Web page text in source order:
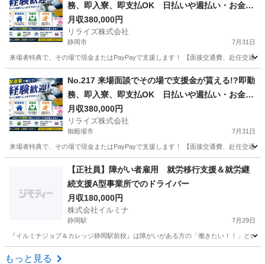
務、即入寮、即支払OK 日払いや週払い・お金住
む場所に困ってる方必見の案件です！簡単な電子
部品の製造・加工のお仕事♪
月収380,000円
リライズ株式会社
静岡市 7月31日
来場者特典で、その場で現金またはPayPayで支援します！ 【面接交通費、赴任交通
業務
No.217 来場面談でその場で支援金が貰える!?即勤
務、即入寮、即支払OK 日払いや週払い・お金住
む場所に困ってる方必見の案件です！簡単な電子
部品の製造・加工のお仕事♪
月収380,000円
リライズ株式会社
御殿場市 7月31日
来場者特典で、その場で現金またはPayPayで支援します！ 【面接交通費、赴任交通
その他
【正社員】障がい者雇用 就労移行支援＆就労継
続支援A型事業所でのドライバー
月収180,000円
株式会社イルミナ
静岡駅 7月29日
『イルミナジョブ＆カレッジ静岡駅前校』は障がいがある方の「働きたい！！」と
静岡 静岡市
もっと見る